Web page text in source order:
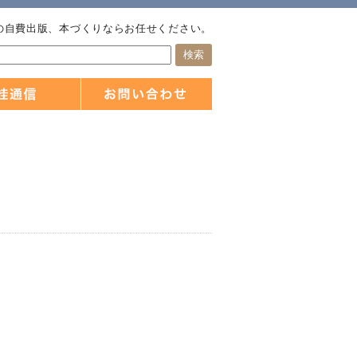
費出版、本づくりならお任せください。